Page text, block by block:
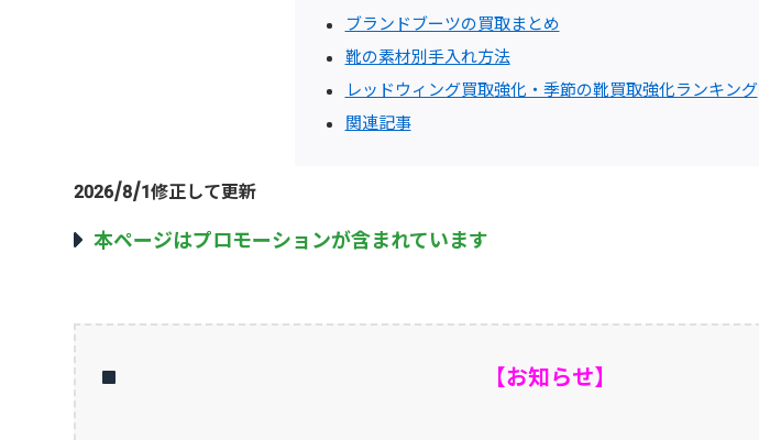
ブランドブーツの買取まとめ
靴の素材別手入れ方法
レッドウィング買取強化・季節の靴買取強化ランキング
関連記事
2026/8/1修正して更新
本ページはプロモーションが含まれています
【お知らせ】